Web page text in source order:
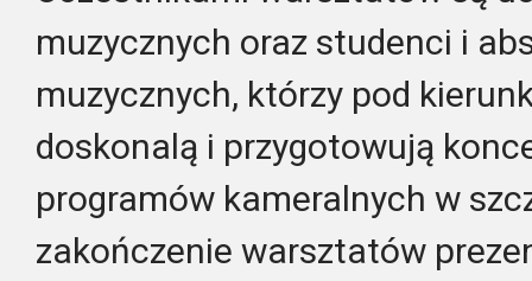
muzycznych oraz studenci i
muzycznych, którzy pod
doskonalą i przygotowują
programów kameralnych w
zakończenie warsztatów